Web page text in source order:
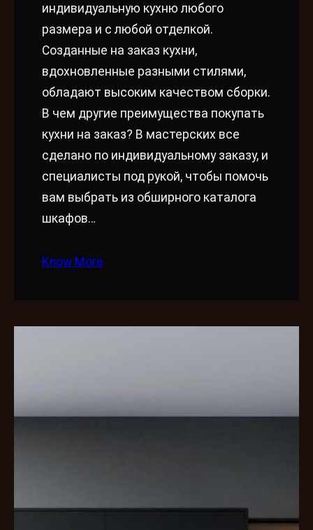
индивидуальную кухню любого
размера и с любой отделкой.
Созданные на заказ кухни,
вдохновленные разными стилями,
обладают высоким качеством сборки.
В чем другие преимущества покупать
кухни на заказ? В мастерских все
сделано по индивидуальному заказу, и
специалисты под рукой, чтобы помочь
вам выбрать из обширного каталога
шкафов…
Know More